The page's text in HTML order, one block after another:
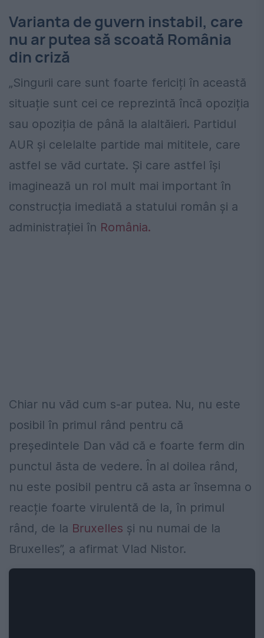
Varianta de guvern instabil, care
nu ar putea să scoată România
din criză
„Singurii care sunt foarte fericiți în această
situație sunt cei ce reprezintă încă opoziția
sau opoziția de până la alaltăieri. Partidul
AUR și celelalte partide mai mititele, care
astfel se văd curtate. Și care astfel își
imaginează un rol mult mai important în
construcția imediată a statului român și a
administrației în România.
Chiar nu văd cum s-ar putea. Nu, nu este
posibil în primul rând pentru că
președintele Dan văd că e foarte ferm din
punctul ăsta de vedere. În al doilea rând,
nu este posibil pentru că asta ar însemna o
reacție foarte virulentă de la, în primul
rând, de la Bruxelles și nu numai de la
Bruxelles”, a afirmat Vlad Nistor.